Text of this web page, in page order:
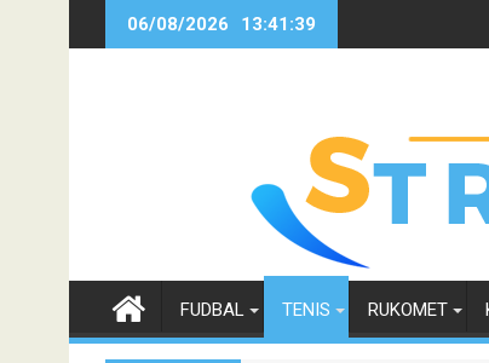
06/08/2026 13:41:39
FUDBAL TENIS RUKOMET